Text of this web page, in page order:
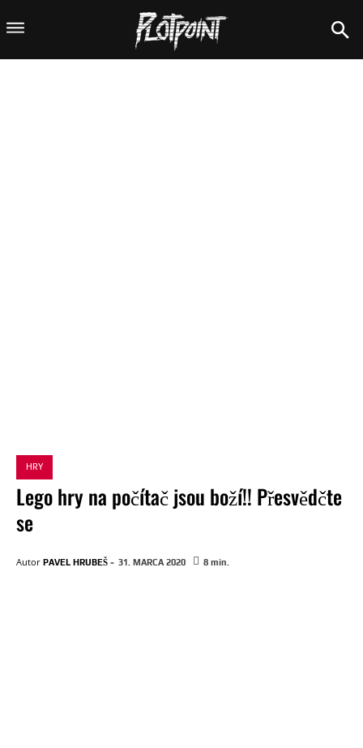
HRY
Lego hry na počítač jsou boží!! Přesvědčte
se
Autor PAVEL HRUBEŠ - 31. MARCA 2020 8 min.